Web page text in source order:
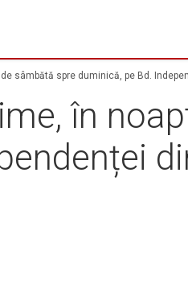
sâmbătă spre duminică, pe Bd.
în